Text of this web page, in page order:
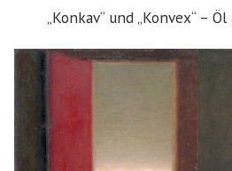
„Konkav“ und „Konvex“ –